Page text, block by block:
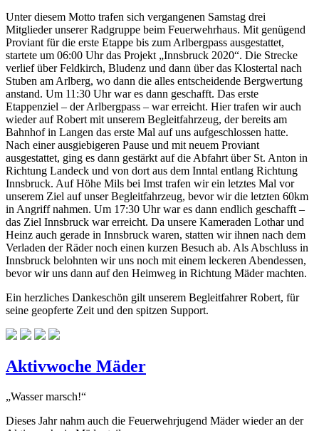
Unter diesem Motto trafen sich vergangenen Samstag drei
Mitglieder unserer Radgruppe beim Feuerwehrhaus. Mit genügend
Proviant für die erste Etappe bis zum Arlbergpass ausgestattet,
startete um 06:00 Uhr das Projekt „Innsbruck 2020“. Die Strecke
verlief über Feldkirch, Bludenz und dann über das Klostertal nach
Stuben am Arlberg, wo dann die alles entscheidende Bergwertung
anstand. Um 11:30 Uhr war es dann geschafft. Das erste
Etappenziel – der Arlbergpass – war erreicht. Hier trafen wir auch
wieder auf Robert mit unserem Begleitfahrzeug, der bereits am
Bahnhof in Langen das erste Mal auf uns aufgeschlossen hatte.
Nach einer ausgiebigeren Pause und mit neuem Proviant
ausgestattet, ging es dann gestärkt auf die Abfahrt über St. Anton in
Richtung Landeck und von dort aus dem Inntal entlang Richtung
Innsbruck. Auf Höhe Mils bei Imst trafen wir ein letztes Mal vor
unserem Ziel auf unser Begleitfahrzeug, bevor wir die letzten 60km
in Angriff nahmen. Um 17:30 Uhr war es dann endlich geschafft –
das Ziel Innsbruck war erreicht. Da unsere Kameraden Lothar und
Heinz auch gerade in Innsbruck waren, statten wir ihnen nach dem
Verladen der Räder noch einen kurzen Besuch ab. Als Abschluss in
Innsbruck belohnten wir uns noch mit einem leckeren Abendessen,
bevor wir uns dann auf den Heimweg in Richtung Mäder machten.
Ein herzliches Dankeschön gilt unserem Begleitfahrer Robert, für
seine geopferte Zeit und den spitzen Support.
Aktivwoche Mäder
„Wasser marsch!“
Dieses Jahr nahm auch die Feuerwehrjugend Mäder wieder an der